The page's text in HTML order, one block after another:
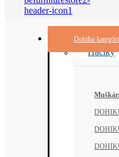
Dohiku
Háčiky